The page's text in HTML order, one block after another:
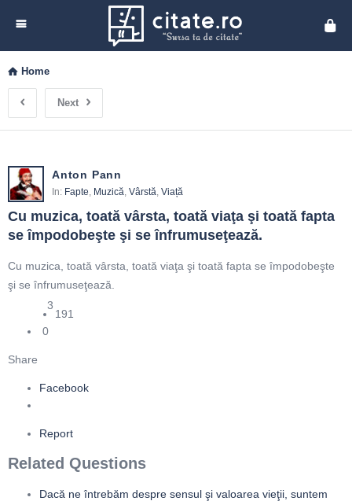
Home
Next
Anton Pann
In: Fapte, Muzică, Vârstă, Viață
Cu muzica, toată vârsta, toată viaţa şi toată fapta
se împodobeşte şi se înfrumuseţează.
Cu muzica, toată vârsta, toată viaţa şi toată fapta se împodobeşte
şi se înfrumuseţează.
3
191
0
Share
Facebook
Report
Related Questions
Dacă ne întrebăm despre sensul şi valoarea vieţii, suntem